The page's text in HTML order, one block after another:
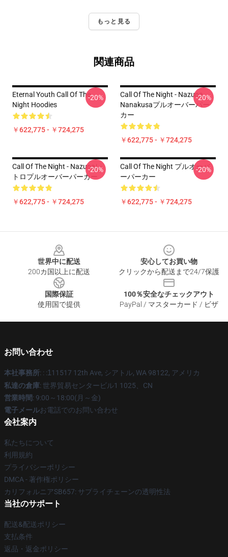
もっと見る
関連商品
Eternal Youth Call Of The
Night Hoodies
￥622,775 - ￥724,275
-20%
Call Of The Night - Nazuna
Nanakusaプルオーバーパー
カー
￥622,775 - ￥724,275
-20%
Call Of The Night - Nazunaレ
トロプルオーバーパーカー
￥622,775 - ￥724,275
-20%
Call Of The Night プルオーバ
ーパーカー
￥622,775 - ￥724,275
-20%
世界中に配送
200カ国以上に配送
安心してお買い物
クリックから配送まで24/7保護
国際保証
使用国で提供
100％安全なチェックアウト
PayPal / マスターカード / ビザ
お問い合わせ
本社事務所: : :1 11517 12th Ave, シアトル, WA 98122, アメリカ
私達の倉庫: 世界貿易センタービル1 1025、CN
営業時間: 9:00～18:00(月～金)
電子メールお電話でのお問い合わせ
会社案内
私たちについて
利用規約
プライバシーポリシー
DMCA - 著作権ポリシー
カリフォルニアSB657: サプライチェーンの透明性法
当社のサポート
配送&配送ポリシー
支払条件
返品・返金ポリシー